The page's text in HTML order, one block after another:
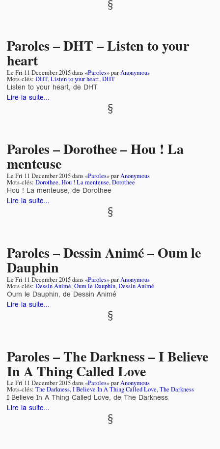
Paroles – DHT – Listen to your
heart
Le Fri 11 December 2015dans «Paroles» parAnonymous
Mots-clés: DHT,Listen to your heart,DHT
Listen to your heart, de DHT
Lire la suite...
Paroles – Dorothee – Hou ! La
menteuse
Le Fri 11 December 2015dans «Paroles» parAnonymous
Mots-clés: Dorothee,Hou ! La menteuse,Dorothee
Hou ! La menteuse, de Dorothee
Lire la suite...
Paroles – Dessin Animé – Oum le
Dauphin
Le Fri 11 December 2015dans «Paroles» parAnonymous
Mots-clés: Dessin Animé,Oum le Dauphin,Dessin Animé
Oum le Dauphin, de Dessin Animé
Lire la suite...
Paroles – The Darkness – I Believe
In A Thing Called Love
Le Fri 11 December 2015dans «Paroles» parAnonymous
Mots-clés: The Darkness,I Believe In A Thing Called Love,The Darkness
I Believe In A Thing Called Love, de The Darkness
Lire la suite...